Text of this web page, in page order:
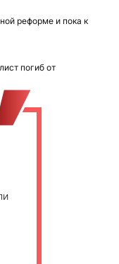
реформе и пока к
погиб от